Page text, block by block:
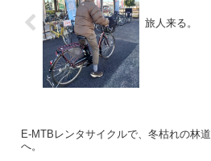
旅人来る。
E-MTBレンタサイクルで、冬枯れの林道
へ。